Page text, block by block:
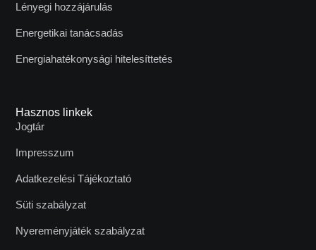
Lényegi hozzájárulás
Energetikai tanácsadás
Energiahatékonysági hitelesíttetés
Hasznos linkek
Jogtár
Impresszum
Adatkezelési Tájékoztató
Süti szabályzat
Nyereményjáték szabályzat